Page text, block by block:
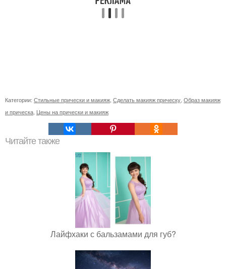
Категории: Стильные прически и макияж Сделать макияж прическу Образ макияж
и прическа Цены на прически и макияж
Читайте также
Лайфхаки с бальзамами для губ?